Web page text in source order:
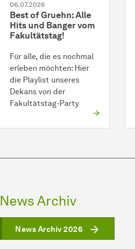
06.07.2026
Best of Gruehn: Alle
Hits und Banger vom
Fakultätstag!
Für alle, die es nochmal
erleben möchten: Hier
die Playlist unseres
Dekans von der
Fakultätstag-Party
News Archiv
News Archiv 2026